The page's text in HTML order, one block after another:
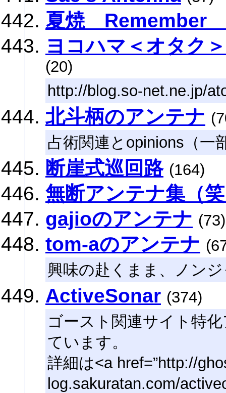
夏焼
ヨコハマ＜オタク
(20)
http://blog.so-net.ne.jp/
北斗柄のアンテナ
占術関連とopinions（一
断崖式巡回路 (164)
無断アンテナ集（
gajioのアンテナ (73)
tom-aのアンテナ
興味の赴くまま、ノン
ActiveSonar (374)
ゴースト関連サイト特
ています。
詳細は<a href=”http://
log.sakuratan.com/